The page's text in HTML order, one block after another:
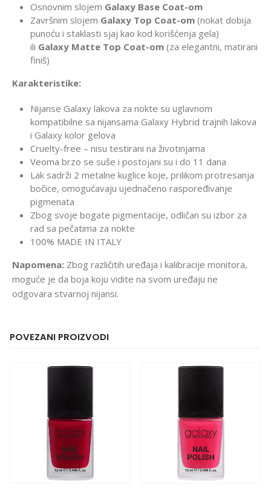
Osnovnim slojem Galaxy Base Coat-om
Završnim slojem Galaxy Top Coat-om (nokat dobija
punoću i staklasti sjaj kao kod korišćenja gela)
ili Galaxy Matte Top Coat-om (za elegantni, matirani
finiš)
Karakteristike:
Nijanse Galaxy lakova za nokte su uglavnom
kompatibilne sa nijansama Galaxy Hybrid trajnih lakova
i Galaxy kolor gelova
Cruelty-free – nisu testirani na životinjama
Veoma brzo se suše i postojani su i do 11 dana
Lak sadrži 2 metalne kuglice koje, prilikom protresanja
bočice, omogućavaju ujednačeno raspoređivanje
pigmenata
Zbog svoje bogate pigmentacije, odličan su izbor za
rad sa pečatima za nokte
100% MADE IN ITALY
Napomena: Zbog različitih uređaja i kalibracije monitora,
moguće je da boja koju vidite na svom uređaju ne
odgovara stvarnoj nijansi.
POVEZANI PROIZVODI